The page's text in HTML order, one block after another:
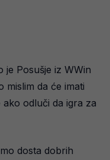
je Posušje iz WWin
mislim da će imati
odluči da igra za
dosta dobrih